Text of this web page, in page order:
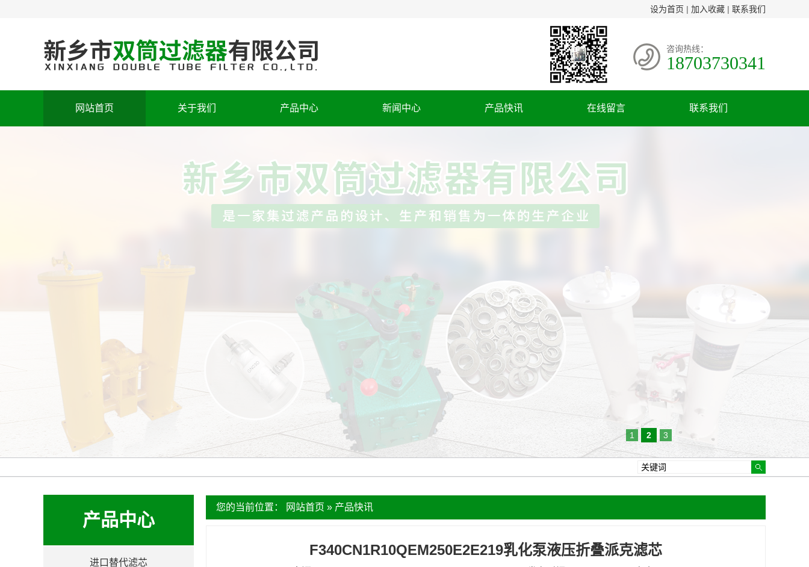
设为首页 | 加入收藏 | 联系我们
咨询热线：
18703730341
网站首页 关于我们 产品中心 新闻中心 产品快讯 在线留言 联系我们
1 2 3
您的当前位置： 网站首页 » 产品快讯
F340CN1R10QEM250E2E219乳化泵液压折叠派克滤芯
产品中心
进口替代滤芯